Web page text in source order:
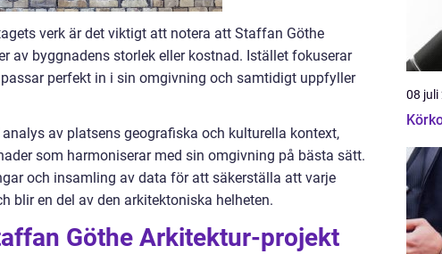
verk är det viktigt att notera att Staffan Göthe
av byggnadens storlek eller kostnad. Istället fokuserar
perfekt in i sin omgivning och samtidigt uppfyller
av platsens geografiska och kulturella kontext,
som harmoniserar med sin omgivning på bästa sätt.
och insamling av data för att säkerställa att varje
blir en del av den arkitektoniska helheten.
Göthe Arkitektur-projekt
08 juli